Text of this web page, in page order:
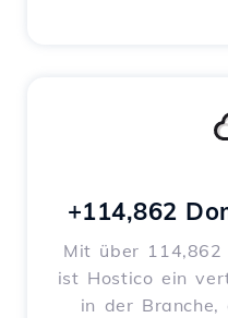
+114,862
Mit über 114,862
ist Hostico ein
in der Branche,